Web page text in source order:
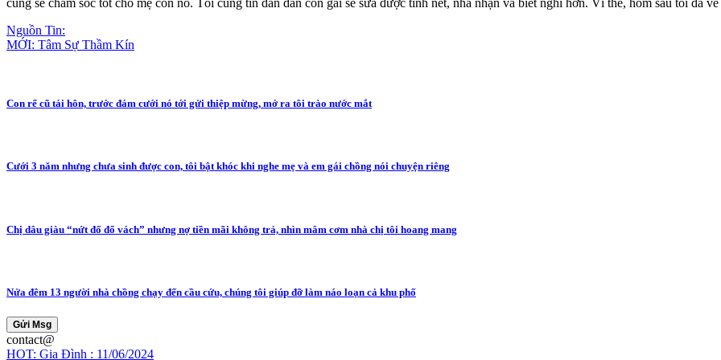
Nguồn Tin:
MỚI: Tâm Sự Thầm Kín
Con rể cũ tái hôn, trước đám cưới nó tới gửi thiệp mừng, mở ra tôi trào nước mắt
Cưới 3 năm nhưng chưa sinh được con, tôi bật khóc khi nghe mẹ và em gái chồng nói chuyện riêng
Chị dâu giàu “nứt đố đổ vách” nhưng nợ tiền mãi không trả, nhìn mâm cơm nhà chị tôi hoang mang
Nửa đêm 13 người nhà chồng chạy đến cầu cứu, chúng tôi giúp đỡ làm náo loạn cả khu phố
Gửi Msg
contact@
HOT: Gia Đình : 11/06/2024